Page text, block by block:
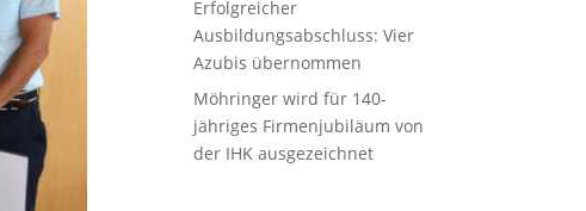
Erfolgreicher
Ausbildungsabschluss: Vier
Azubis übernommen
Möhringer wird für 140-
jähriges Firmenjubiläum von
der IHK ausgezeichnet